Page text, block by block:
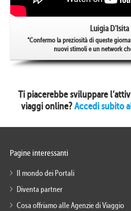
Luigia D'Isita
"Confermo la preziosità di queste
nuovi stimoli e un network
Ti piacerebbe sviluppare
viaggi online?Accedi subito
Pagine interessanti
Il mondo dei Portali
Diventa partner
Cosa offriamo alle Agenzie di Viaggio